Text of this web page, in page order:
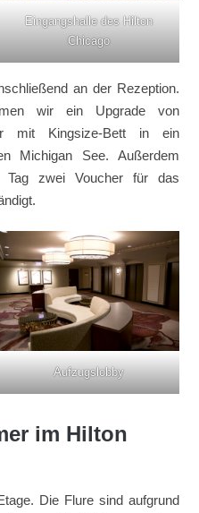
Eingangshalle des Hilton
Chicago
an der Rezeption.
wir ein Upgrade von
mit Kingsize-Bettin ein
Michigan See. Außerdem
zwei Voucher für das
Aufzugslobby
im Hilton
Die Flure sind aufgrund